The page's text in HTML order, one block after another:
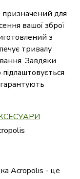
призначений для
вашої зброї
з
тривалу
Завдяки
гарантують
Acropolis - це